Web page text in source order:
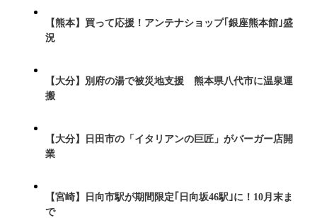
【熊本】買って応援！アンテナショップ｢銀座熊本館｣盛
況
【大分】別府の湯で被災地支援 熊本県八代市に温泉運
搬
【大分】日田市の「イタリアンの巨匠」がバーガー店開
業
【宮崎】日向市駅が期間限定｢日向坂46駅｣に！10月末ま
で